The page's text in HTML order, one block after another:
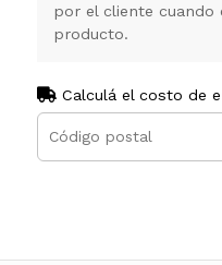
por el cliente cuando
producto.
Calculá el costo de